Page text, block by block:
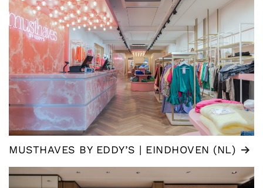
MUSTHAVES BY EDDY’S | EINDHOVEN (NL)